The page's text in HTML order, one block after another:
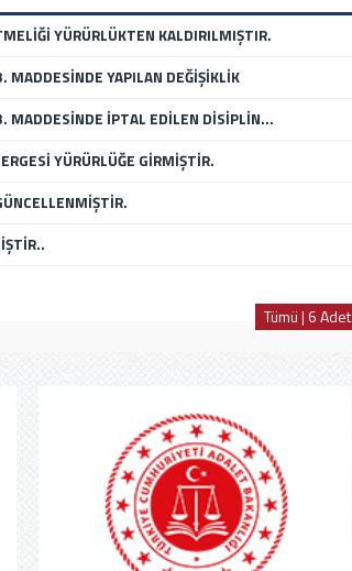
YÜRÜRLÜKTEN KALDIRILMIŞTIR.
YAPILAN DEĞİŞİKLİK
MADDESİNDE İPTAL EDİLEN DİSİPLİN...
YÜRÜRLÜĞE GİRMİŞTİR.
Tümü | 6 Adet